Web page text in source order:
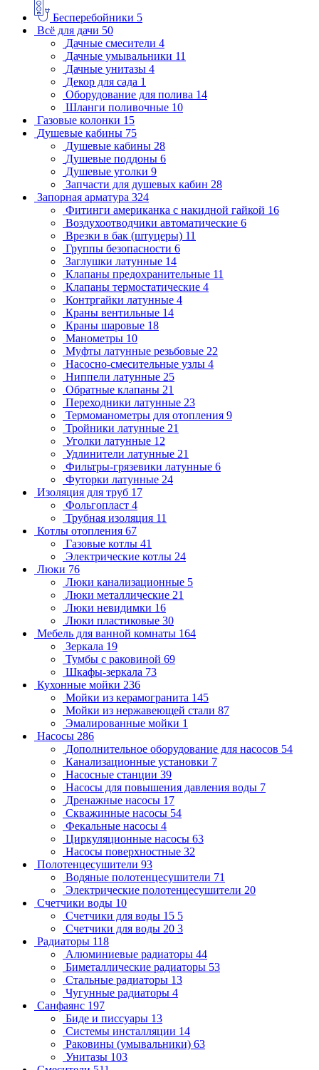
Бесперебойники 5
Всё для дачи 50
Дачные смесители 4
Дачные умывальники 11
Дачные унитазы 4
Декор для сада 1
Оборудование для полива 14
Шланги поливочные 10
Газовые колонки 15
Душевые кабины 75
Душевые кабины 28
Душевые поддоны 6
Душевые уголки 9
Запчасти для душевых кабин 28
Запорная арматура 324
Фитинги американка с накидной гайкой 16
Воздухоотводчики автоматические 6
Врезки в бак (штуцеры) 11
Группы безопасности 6
Заглушки латунные 14
Клапаны предохранительные 11
Клапаны термостатические 4
Контргайки латунные 4
Краны вентильные 14
Краны шаровые 18
Манометры 10
Муфты латунные резьбовые 22
Насосно-смесительные узлы 4
Ниппели латунные 25
Обратные клапаны 21
Переходники латунные 23
Термоманометры для отопления 9
Тройники латунные 21
Уголки латунные 12
Удлинители латунные 21
Фильтры-грязевики латунные 6
Футорки латунные 24
Изоляция для труб 17
Фольгопласт 4
Трубная изоляция 11
Котлы отопления 67
Газовые котлы 41
Электрические котлы 24
Люки 76
Люки канализационные 5
Люки металлические 21
Люки невидимки 16
Люки пластиковые 30
Мебель для ванной комнаты 164
Зеркала 19
Тумбы с раковиной 69
Шкафы-зеркала 73
Кухонные мойки 236
Мойки из керамогранита 145
Мойки из нержавеющей стали 87
Эмалированные мойки 1
Насосы 286
Дополнительное оборудование для насосов 54
Канализационные установки 7
Насосные станции 39
Насосы для повышения давления воды 7
Дренажные насосы 17
Скважинные насосы 54
Фекальные насосы 4
Циркуляционные насосы 63
Насосы поверхностные 32
Полотенцесушители 93
Водяные полотенцесушители 71
Электрические полотенцесушители 20
Счетчики воды 10
Счетчики для воды 15 5
Счетчики для воды 20 3
Радиаторы 118
Алюминиевые радиаторы 44
Биметаллические радиаторы 53
Стальные радиаторы 13
Чугунные радиаторы 4
Санфаянс 197
Биде и писсуары 13
Системы инсталляции 14
Раковины (умывальники) 63
Унитазы 103